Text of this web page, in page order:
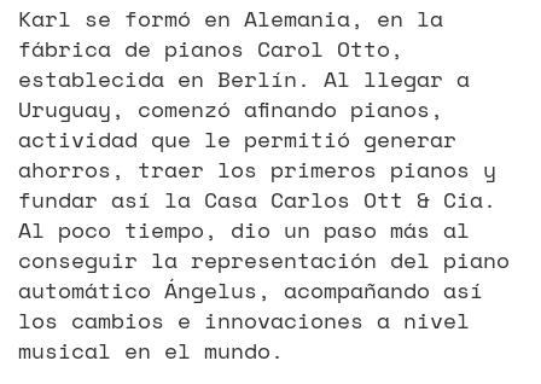
Karl se formó en Alemania, en la
fábrica de pianos Carol Otto,
establecida en Berlín. Al llegar a
Uruguay, comenzó afinando pianos,
actividad que le permitió generar
ahorros, traer los primeros pianos y
fundar así la Casa Carlos Ott & Cia.
Al poco tiempo, dio un paso más al
conseguir la representación del piano
automático Ángelus, acompañando así
los cambios e innovaciones a nivel
musical en el mundo.